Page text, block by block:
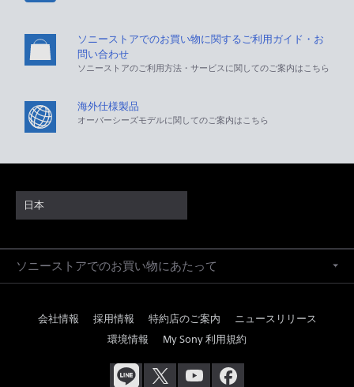
ソニーストアでのお買い物に関するご利用ガイド・お
問い合わせ
ソニーストアのご利用方法・サービスに関してのご案内はこちら
海外仕様製品
オーバーシーズモデルに関してのご案内はこちら
日本
ソニーストアでのお買い物にあたって
会社情報 採用情報 特約店のご案内
ニュースリリース
環境情報
My Sony 利用規約